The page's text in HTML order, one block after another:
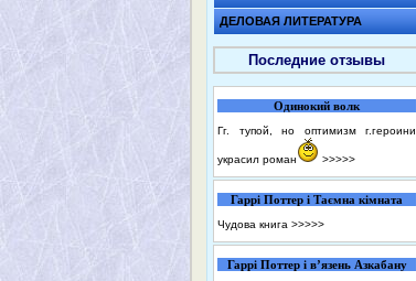
ДЕЛОВАЯ ЛИТЕРАТУРА
Последние отзывы
Одинокий волк
Гг. тупой, но оптимизм г.героини
украсил роман >>>>>
Гаррі Поттер і Таємна кімната
Чудова книга >>>>>
Гаррі Поттер і в’язень Азкабану